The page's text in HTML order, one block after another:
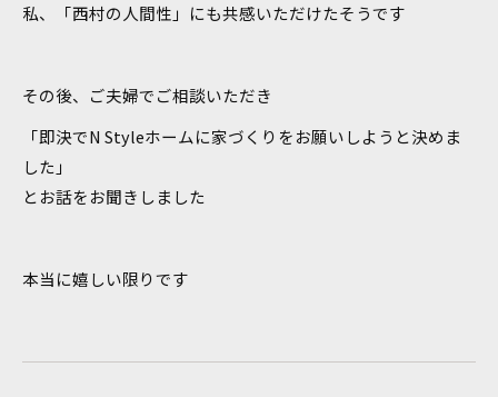
私、「西村の人間性」にも共感いただけたそうです
その後、ご夫婦でご相談いただき
「即決でN Styleホームに家づくりをお願いしようと決めま
した」
とお話をお聞きしました
本当に嬉しい限りです